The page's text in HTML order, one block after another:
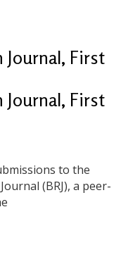
Journal, First
Journal, First
to the
(BRJ), a peer-